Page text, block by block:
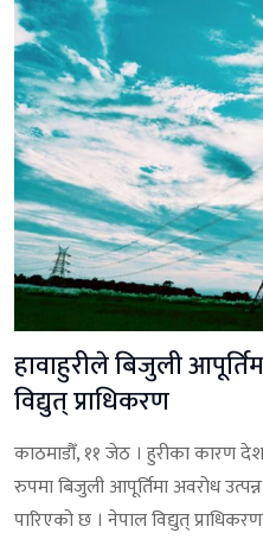
हावाहुरीले बिजुली
विद्युत् प्राधिकरण
काठमाडौँ, ११ जेठ । हुरीका कारण
रुपमा बिजुली आपूर्तिमा अवरोध
पारिएको छ । नेपाल विद्युत्